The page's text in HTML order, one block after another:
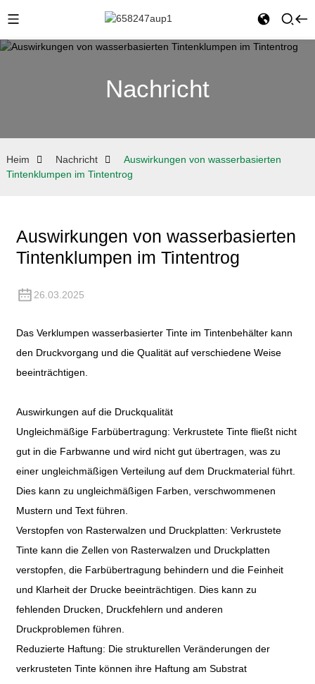
Nachricht
Heim Nachricht
Auswirkungen von wasserbasierten
Tintenklumpen im Tintentrog
Auswirkungen von wasserbasierten
Tintenklumpen im Tintentrog
26.03.2025
Das Verklumpen wasserbasierter Tinte im Tintenbehälter kann
den Druckvorgang und die Qualität auf verschiedene Weise
beeinträchtigen.
Auswirkungen auf die Druckqualität
Ungleichmäßige Farbübertragung: Verkrustete Tinte fließt nicht
gut in die Farbwanne und wird nicht gut übertragen, was zu
einer ungleichmäßigen Verteilung auf dem Druckmaterial führt.
Dies kann zu ungleichmäßigen Farben, verschwommenen
Mustern und Text führen.
Verstopfen von Rasterwalzen und Druckplatten: Verkrustete
Tinte kann die Zellen von Rasterwalzen und Druckplatten
verstopfen, die Farbübertragung behindern und die Feinheit
und Klarheit der Drucke beeinträchtigen. Dies kann zu
fehlenden Drucken, Druckfehlern und anderen
Druckproblemen führen.
Reduzierte Haftung: Die strukturellen Veränderungen der
verkrusteten Tinte können ihre Haftung am Substrat